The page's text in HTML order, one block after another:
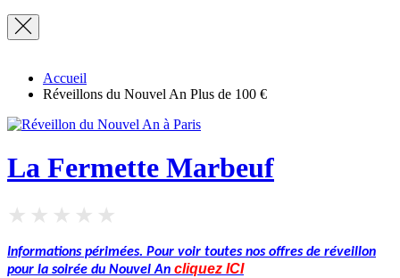
Accueil
Réveillons du Nouvel An Plus de 100 €
La Fermette Marbeuf
Informations périmées. Pour voir toutes nos offres de réveillon
pour la soirée du Nouvel An cliquez ICI